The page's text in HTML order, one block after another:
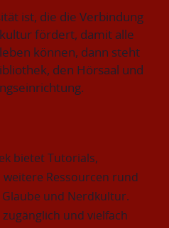
ist, die die Verbindung
fördert, damit alle
können, dann steht
den Hörsaal und
bietet Tutorials,
weitere Ressourcen rund
und Nerdkultur.
und vielfach